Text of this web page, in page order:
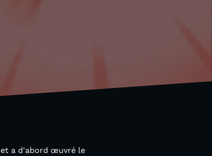
et a d'abord œuvré le